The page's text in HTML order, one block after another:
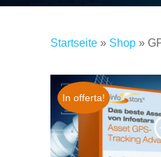
Startseite » Shop »
In offerta!